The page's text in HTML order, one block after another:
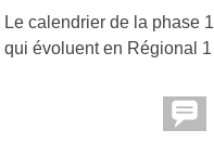
Le calendrier de la phase
qui évoluent en Régional